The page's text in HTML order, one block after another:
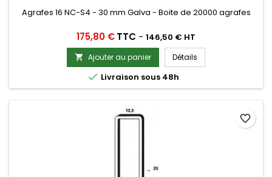
Agrafes 16 NC-S4 - 30 mm Galva - Boite de 20000 agrafes
Prix
175,80 €TTC - 146,50 € HT
 Ajouter au panier Détails
 Livraison sous 48h
favorite_border